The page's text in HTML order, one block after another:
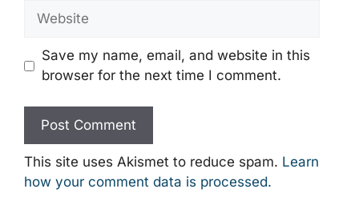
Website
Save my name, email, and website in this
browser for the next time I comment.
This site uses Akismet to reduce spam. Learn
how your comment data is processed.